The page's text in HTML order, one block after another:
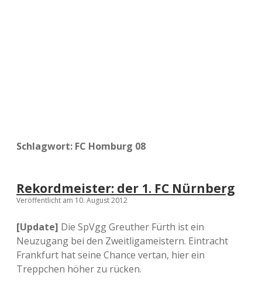
Schlagwort: FC Homburg 08
Rekordmeister: der 1. FC Nürnberg
Veröffentlicht am 10. August 2012
[Update] Die SpVgg Greuther Fürth ist ein
Neuzugang bei den Zweitligameistern. Eintracht
Frankfurt hat seine Chance vertan, hier ein
Treppchen höher zu rücken.